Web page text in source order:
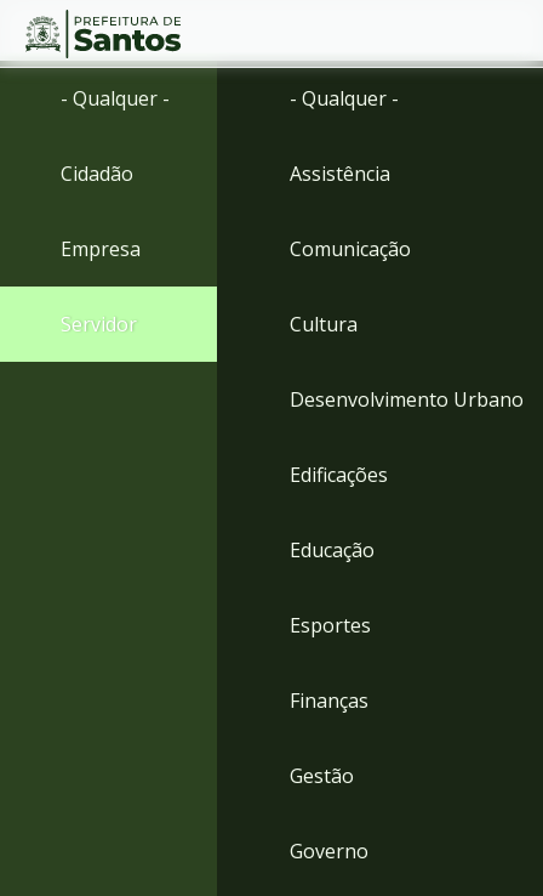
Ir
menu
para
Conteúdo
- Qualquer -
Cidadão
Empresa
Servidor
- Qualquer -
Assistência
Comunicação
Cultura
Desenvolvimento Urbano
Edificações
Educação
Esportes
Finanças
Gestão
Governo